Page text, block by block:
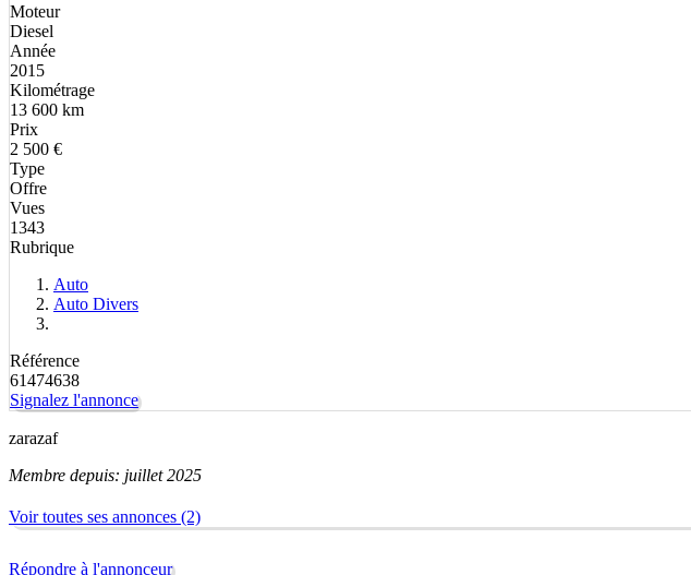
Moteur
Diesel
Année
2015
Kilométrage
13 600 km
Prix
2 500 €
Type
Offre
Vues
1343
Rubrique
Auto
Auto Divers
Référence
61474638
Signalez l'annonce
zarazaf
Membre depuis: juillet 2025
Voir toutes ses annonces (2)
Répondre à l'annonceur